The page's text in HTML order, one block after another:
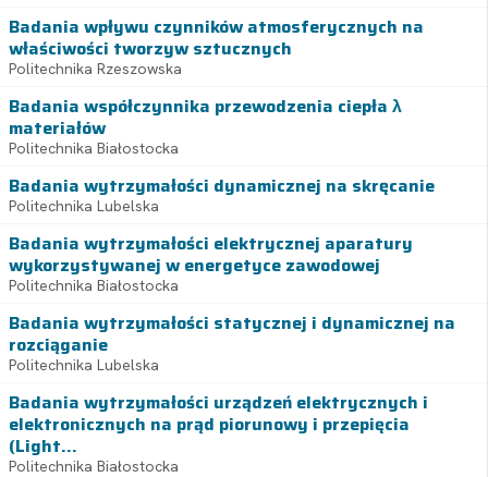
Badania wpływu czynników atmosferycznych na
właściwości tworzyw sztucznych
Politechnika Rzeszowska
Badania współczynnika przewodzenia ciepła λ
materiałów
Politechnika Białostocka
Badania wytrzymałości dynamicznej na skręcanie
Politechnika Lubelska
Badania wytrzymałości elektrycznej aparatury
wykorzystywanej w energetyce zawodowej
Politechnika Białostocka
Badania wytrzymałości statycznej i dynamicznej na
rozciąganie
Politechnika Lubelska
Badania wytrzymałości urządzeń elektrycznych i
elektronicznych na prąd piorunowy i przepięcia
(Light...
Politechnika Białostocka